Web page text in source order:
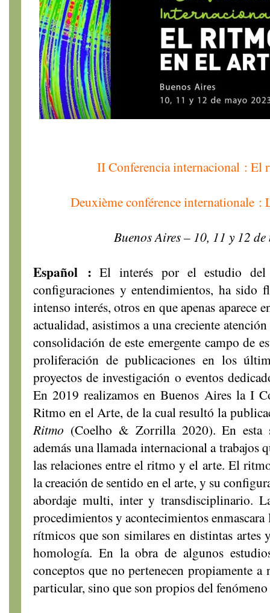
II Conferencia internacional : El
Deuxième conférence internationale :
Buenos Aires – 10, 11 y 12
Español : El interés por el estudio
configuraciones y entendimientos, ha sido
intenso interés, otros en que apenas aparece
actualidad, asistimos a una creciente
consolidación de este emergente campo de
proliferación de publicaciones en los
proyectos de investigación o eventos
En 2019 realizamos en Buenos Aires la I
Ritmo en el Arte, de la cual resultó la
Ritmo (Coelho & Zorrilla 2020). En esta
además una llamada internacional a trabajos
las relaciones entre el ritmo y el arte. El
la creación de sentido en el arte, y su
abordaje multi, inter y transdisciplinario.
procedimientos y acontecimientos enmascara
rítmicos que son similares en distintas artes
homología. En la obra de algunos
conceptos que no pertenecen propiamente
particular, sino que son propios del